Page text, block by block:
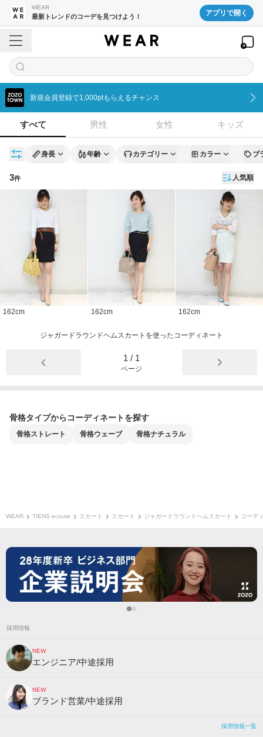
WEAR
最新トレンドのコーデを見つけよう！ アプリで開く
新規会員登録で1,000ptもらえるチャンス
すべて 男性 女性 キッズ
身長 年齢 カテゴリー カラー ブ
3件 人気順
コーディネート一覧
162cm 162cm 162cm
ジャガードラウンドヘムスカートを使ったコーディネート
1 / 1
ページ
骨格タイプからコーディネートを探す
骨格ストレート 骨格ウェーブ 骨格ナチュラル
WEAR TIENS ecoute スカート スカート ジャガードラウンドヘムスカート コーデ
採用情報
NEW
エンジニア/中途採用
NEW
ブランド営業/中途採用
採用情報一覧